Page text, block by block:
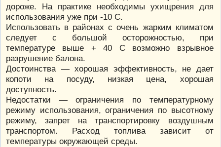
дороже. На практике необходимы ухищрения для
использования уже при -10 С.
Использовать в районах с очень жарким климатом
следует с большой осторожностью, при
температуре выше + 40 С возможно взрывное
разрушение балона.
Достоинства — хорошая эффективность, не дает
копоти на посуду, низкая цена, хорошая
доступность.
Недостатки — ограничения по температурному
режиму использования, ограничения по высотному
режиму, запрет на транспортировку воздушным
транспортом. Расход топлива зависит от
температуры окружающей среды.